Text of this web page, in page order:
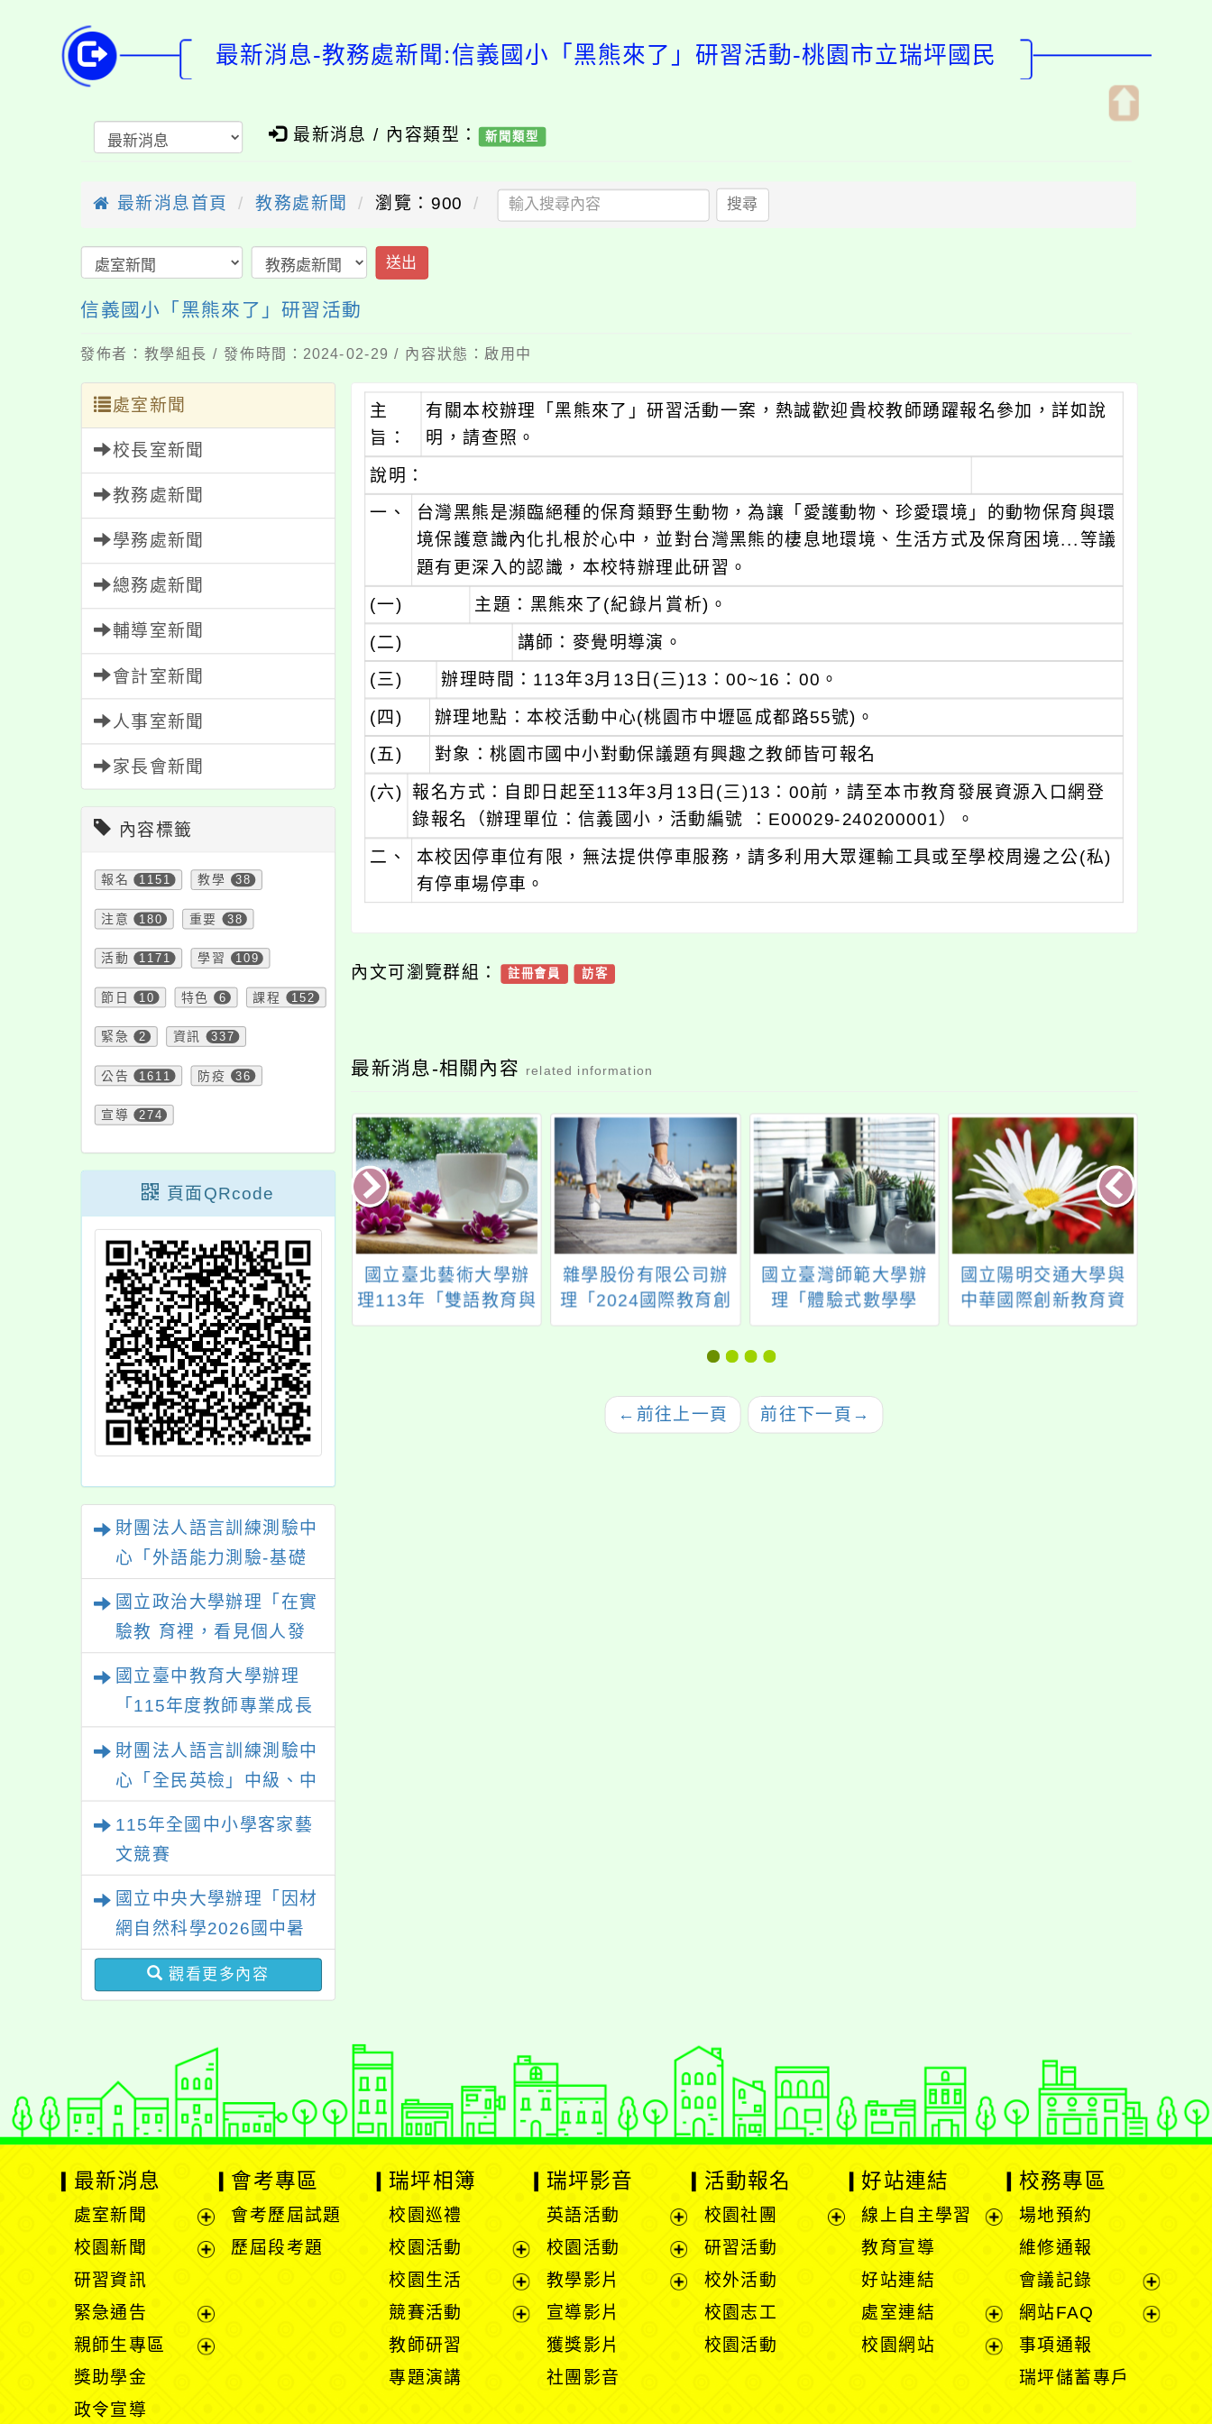
最新消息-教務處新聞:信義國小「黑熊來了」研習活動-桃園市立瑞坪國民
最新消息 / 內容類型： 新聞類型
最新消息首頁 教務處新聞 瀏覽：900 搜尋
送出
信義國小「黑熊來了」研習活動
發佈者：教學組長 / 發佈時間：2024-02-29 / 內容狀態：啟用中
處室新聞
校長室新聞
教務處新聞
學務處新聞
總務處新聞
輔導室新聞
會計室新聞
人事室新聞
家長會新聞
內容標籤
報名 1151 教學 38
注意 180 重要 38
活動 1171 學習 109
節日 10 特色 6 課程 152
緊急 2 資訊 337
公告 1611 防疫 36
宣導 274
頁面QRcode
財團法人語言訓練測驗中
心「外語能力測驗-基礎
國立政治大學辦理「在實
驗教 育裡，看見個人發
展的可能性」
國立臺中教育大學辦理
「115年度教師專業成長
財團法人語言訓練測驗中
心「全民英檢」中級、中
115年全國中小學客家藝
文競賽
國立中央大學辦理「因材
網自然科學2026國中暑
期課程」
觀看更多內容
主
旨：
有關本校辦理「黑熊來了」研習活動一案，熱誠歡迎貴校教師踴躍報名參加，詳如說
明，請查照。
說明：
一、
台灣黑熊是瀕臨絕種的保育類野生動物，為讓「愛護動物、珍愛環境」的動物保育與環
境保護意識內化扎根於心中，並對台灣黑熊的棲息地環境、生活方式及保育困境...等議
題有更深入的認識，本校特辦理此研習。
(一)
主題：黑熊來了(紀錄片賞析)。
(二)
講師：麥覺明導演。
(三)
辦理時間：113年3月13日(三)13：00~16：00。
(四)
辦理地點：本校活動中心(桃園市中壢區成都路55號)。
(五)
對象：桃園市國中小對動保議題有興趣之教師皆可報名
(六) 報名方式：自即日起至113年3月13日(三)13：00前，請至本市教育發展資源入口網登
錄報名（辦理單位：信義國小，活動編號 ：E00029-240200001）。
二、 本校因停車位有限，無法提供停車服務，請多利用大眾運輸工具或至學校周邊之公(私)
有停車場停車。
內文可瀏覽群組： 註冊會員 訪客
最新消息-相關內容 related information
遊戲設計營
「2025中文能力測驗
中心冬季全國大會
考」
國立臺北藝術大學辦
理113年「雙語教育與
科技藝術創新教學」
雜學股份有限公司辦
理「2024國際教育創
新博覽會」活動
國立臺灣師範大學辦
理「體驗式數學學
習：教師研習暨校園
國立陽明交通大學與
中華國際創新教育資
源交流協會辦理「第
← 前往上一頁 前往下一頁 →
最新消息
處室新聞
展
單
校園新聞
開
選
單
研習資訊
緊急通告
展
開
親師生專區
獎助學金
政令宣導
會考專區
會考歷屆試題
歷屆段考題
瑞坪相簿
校園巡禮
校園活動
展
開
選
校園生活
展
開
競賽活動
教師研習
專題演講
瑞坪影音
英語活動
展
選
校園活動
展
開
教學影片
宣導影片
獲獎影片
社團影音
活動報名
校園社團
研習活動
校外活動
校園志工
校園活動
好站連結
線上自主學習
單
教育宣導
好站連結
處室連結
展
開
校園網站
校務專區
場地預約
維修通報
會議記錄
展
開
網站FAQ
事項通報
瑞坪儲蓄專戶